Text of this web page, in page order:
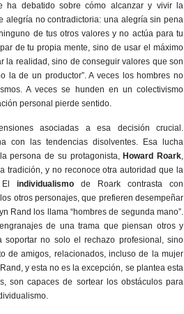
ha debatido sobre cómo alcanzar y vivir la
alegría no contradictoria: una alegría sin pena
de tus otros valores y no actúa para tu
de tu propia mente, sino de usar el máximo
la realidad, sino de conseguir valores que son
la de un productor”. A veces los hombres no
A veces se hunden en un colectivismo
personal pierde sentido.
asociadas a esa decisión crucial.
con las tendencias disolventes. Esa lucha
persona de su protagonista, Howard Roark,
tradición, y no reconoce otra autoridad que la
El individualismo de Roark contrasta con
otros personajes, que prefieren desempeñar
Rand los llama “hombres de segunda mano”.
de una trama que piensan otros y
no solo el rechazo profesional, sino
de amigos, relacionados, incluso de la mujer
y esta no es la excepción, se plantea esta
son capaces de sortear los obstáculos para